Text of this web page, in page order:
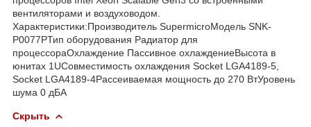
вентиляторами и воздуховодом.
Характеристики:Производитель SupermicroМодель SNK-
P0077PТип оборудования Радиатор для
процессораОхлаждение Пассивное охлаждениеВысота в
юнитах 1UСовместимость охлаждения Socket LGA4189-5,
Socket LGA4189-4Рассеиваемая мощность до 270 ВтУровень
шума 0 дБА
Скрыть